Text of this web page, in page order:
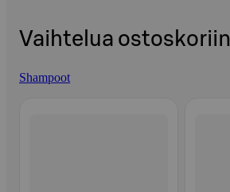
Vaihtelua ostoskoriin
Shampoot